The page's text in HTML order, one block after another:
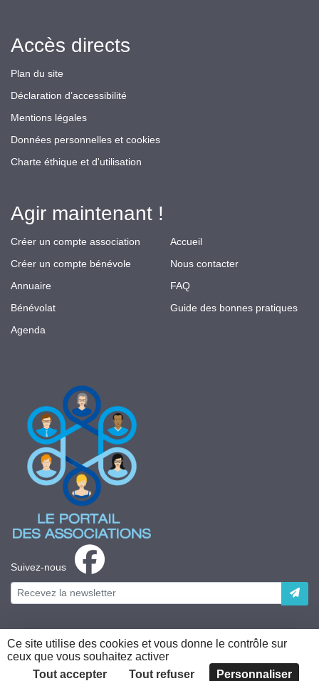
Suivez-nous
Accès directs
Plan du site
Déclaration d’accessibilité
Mentions légales
Données personnelles et cookies
Charte éthique et d'utilisation
Agir maintenant !
Créer un compte association
Créer un compte bénévole
Annuaire
Bénévolat
Agenda
Accueil
Nous contacter
FAQ
Guide des bonnes pratiques
Plateforme développée en France par
Ce site utilise des cookies et vous donne le contrôle sur
ceux que vous souhaitez activer
Tout accepter
Tout refuser Personnaliser